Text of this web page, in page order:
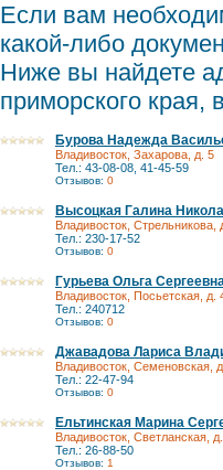
Если вам
какой-либо
Ниже вы найдете
приморского края,
Бурова Надежда
Владивосток, Захарова, д. 5
Тел.: 43-08-08, 41-45-59
Отзывов: 0
Высоцкая Галина
Владивосток, Стрельникова,
Тел.: 230-17-52
Отзывов: 0
Гурьева Ольга
Владивосток, Посьетская, д.
Тел.: 240712
Отзывов: 0
Джавадова Лариса
Владивосток, Семеновская,
Тел.: 22-47-94
Отзывов: 0
Ельтинская Марина
Владивосток, Светланская,
Тел.: 26-88-50
Отзывов: 1